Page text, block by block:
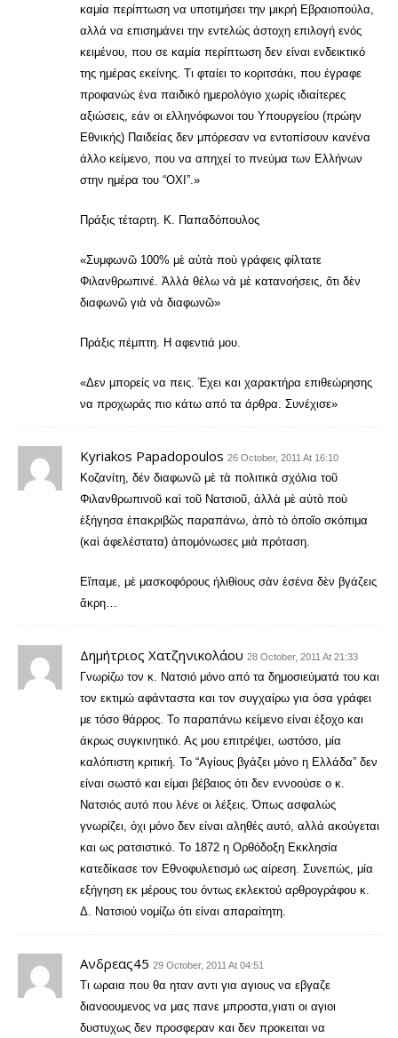
καμία περίπτωση να υποτιμήσει την μικρή Εβραιοπούλα,
αλλά να επισημάνει την εντελώς άστοχη επιλογή ενός
κειμένου, που σε καμία περίπτωση δεν είναι ενδεικτικό
της ημέρας εκείνης. Τι φταίει το κοριτσάκι, που έγραφε
προφανώς ένα παιδικό ημερολόγιο χωρίς ιδιαίτερες
αξιώσεις, εάν οι ελληνόφωνοι του Υπουργείου (πρώην
Εθνικής) Παιδείας δεν μπόρεσαν να εντοπίσουν κανένα
άλλο κείμενο, που να απηχεί το πνεύμα των Ελλήνων
στην ημέρα του “ΟΧΙ”.»
Πράξις τέταρτη. Κ. Παπαδόπουλος
«Συμφωνῶ 100% μὲ αὐτὰ ποὺ γράφεις φίλτατε
Φιλανθρωπινέ. Ἀλλὰ θέλω νὰ μὲ κατανοήσεις, ὅτι δὲν
διαφωνῶ γιὰ νὰ διαφωνῶ»
Πράξις πέμπτη. Η αφεντιά μου.
«Δεν μπορείς να πεις. Έχει και χαρακτήρα επιθεώρησης
να προχωράς πιο κάτω από τα άρθρα. Συνέχισε»
Kyriakos Papadopoulos 26 October, 2011 At 16:10
Koζανίτη, δέν διαφωνῶ μὲ τὰ πολιτικὰ σχόλια τοῦ
Φιλανθρωπινοῦ καὶ τοῦ Νατσιοῦ, ἀλλὰ μὲ αὐτὸ ποὺ
ἐξήγησα ἐπακριβῶς παραπάνω, ἀπὸ τὸ ὁποῖο σκόπιμα
(καὶ ἀφελέστατα) ἀπομόνωσες μιὰ πρόταση.
Εἴπαμε, μὲ μασκοφόρους ἡλιθίους σὰν ἐσένα δὲν βγάζεις
ἄκρη…
Δημήτριος Χατζηνικολάου 28 October, 2011 At 21:33
Γνωρίζω τον κ. Νατσιό μόνο από τα δημοσιεύματά του και
τον εκτιμώ αφάνταστα και τον συγχαίρω για όσα γράφει
με τόσο θάρρος. Το παραπάνω κείμενο είναι έξοχο και
άκρως συγκινητικό. Ας μου επιτρέψει, ωστόσο, μία
καλόπιστη κριτική. Το “Αγίους βγάζει μόνο η Ελλάδα” δεν
είναι σωστό και είμαι βέβαιος ότι δεν εννοούσε ο κ.
Νατσιός αυτό που λένε οι λέξεις. Όπως ασφαλώς
γνωρίζει, όχι μόνο δεν είναι αληθές αυτό, αλλά ακούγεται
και ως ρατσιστικό. Το 1872 η Ορθόδοξη Εκκλησία
κατεδίκασε τον Εθνοφυλετισμό ως αίρεση. Συνεπώς, μία
εξήγηση εκ μέρους του όντως εκλεκτού αρθρογράφου κ.
Δ. Νατσιού νομίζω ότι είναι απαραίτητη.
Ανδρεας45 29 October, 2011 At 04:51
Τι ωραια που θα ηταν αντι για αγιους να εβγαζε
διανοουμενος να μας πανε μπροστα,γιατι οι αγιοι
δυστυχως δεν προσφεραν και δεν προκειται να